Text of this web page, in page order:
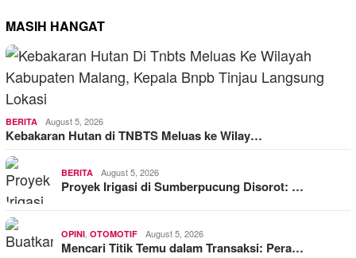
MASIH HANGAT
BERITA August 5, 2026
Kebakaran Hutan di TNBTS Meluas ke Wilay…
BERITA August 5, 2026
Proyek Irigasi di Sumberpucung Disorot: …
OPINI OTOMOTIF August 5, 2026
Mencari Titik Temu dalam Transaksi: Pera…